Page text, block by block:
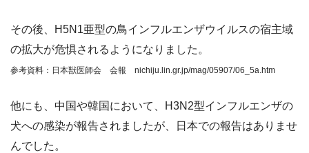
その後、H5N1亜型の鳥インフルエンザウイルスの宿主域
の拡大が危惧されるようになりました。
参考資料：日本獣医師会 会報 nichiju.lin.gr.jp/mag/05907/06_5a.htm
他にも、中国や韓国において、H3N2型インフルエンザの
犬への感染が報告されましたが、日本での報告はありませ
んでした。